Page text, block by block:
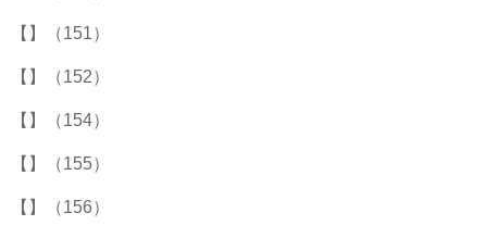
【】（151）
【】（152）
【】（154）
【】（155）
【】（156）